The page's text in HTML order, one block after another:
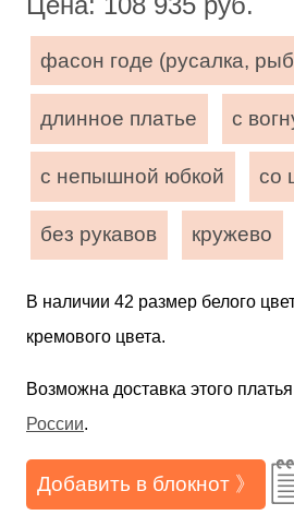
фасон годе (русалка,
длинное платье с
с непышной юбкой со
без рукавов кружево
В наличии 42 размер белого
кремового цвета.
Возможна доставка этого
России.
Добавить в блокнот 》